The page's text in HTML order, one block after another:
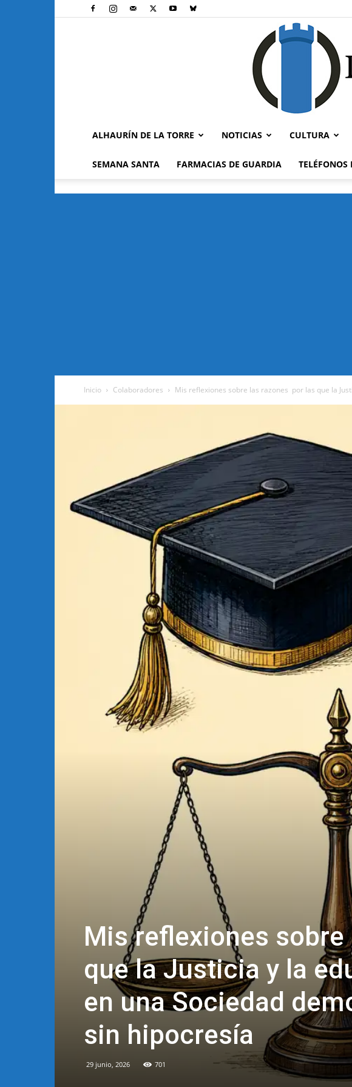
ALHAURÍN DE LA TORRE NOTICIAS CULTURA
SEMANA SANTA FARMACIAS DE GUARDIA TELÉFONOS
Inicio Colaboradores Mis reflexiones sobre las razones por las que la
Mis reflexiones
que la Justicia y la
en una Sociedad
sin hipocresía
29 junio, 2026 701